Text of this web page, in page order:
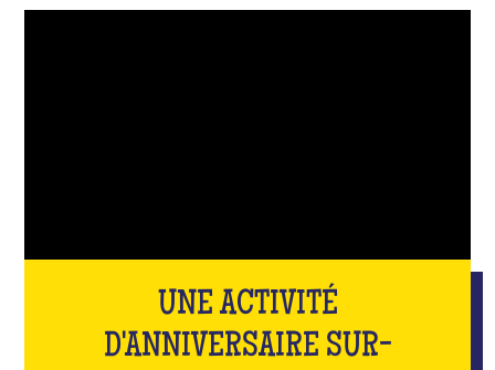
UNE ACTIVITÉ
D'ANNIVERSAIRE SUR-